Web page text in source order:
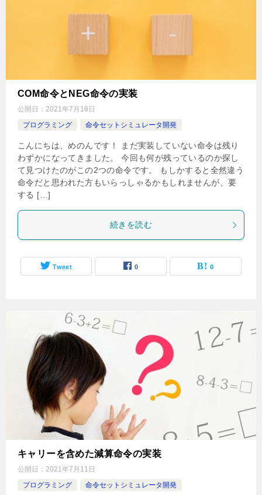
COM命令とNEG命令の実装
公開日： 2021年7月18日
プログラミング
命令セットシミュレータ開発
こんにちは、めのんです！ まだ実装していない命令は残り
わずかになってきました。 今回も何が残っているのか探し
て見つけたのがこの2つの命令です。 もしかすると全然違う
命令だと思われた方もいらっしゃるかもしれませんが、要
する […]
続きを読む
Tweet 0 0
キャリーを含めた減算命令の実装
公開日： 2021年7月11日
プログラミング
命令セットシミュレータ開発